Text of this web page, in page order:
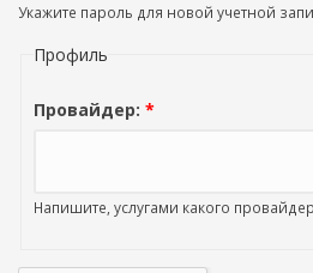
Укажите пароль для новой учетной
Профиль
Провайдер: *
Напишите, услугами какого